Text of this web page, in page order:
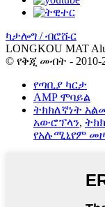
ካታሎግ / ብሮሹር
LONGKOU MAT
© የቅጂ መብት -
የጣቢያ ካርታ
AMP ሞባይል
ትክክለኛነት
አውሮፕላን,
የአሉሚኒየም